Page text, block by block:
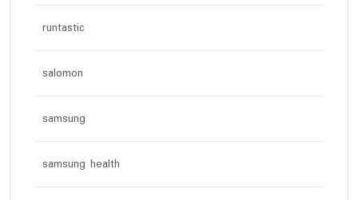
runtastic
salomon
samsung
samsung health